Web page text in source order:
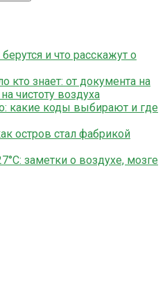
и что расскажут о
кто знает: от документа на
чистоту воздуха
какие коды выбирают и где
остров стал фабрикой
заметки о воздухе, мозге